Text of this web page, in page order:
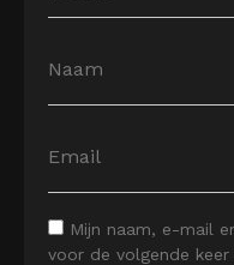
Mijn naam, e-mail
voor de volgende